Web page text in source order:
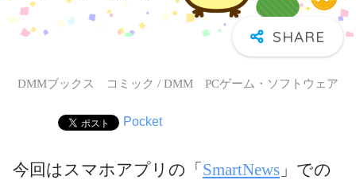
DMMブックス コミック / DMM PCゲーム・ソフトウェア
Pocket
今回はスマホアプリの「 SmartNews 」での